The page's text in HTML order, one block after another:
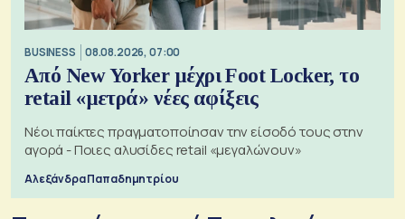
BUSINESS 08.08.2026, 07:00
Από New Yorker μέχρι Foot Locker, το
retail «μετρά» νέες αφίξεις
Νέοι παίκτες πραγματοποίησαν την είσοδό τους στην
αγορά - Ποιες αλυσίδες retail «μεγαλώνουν»
Αλεξάνδρα Παπαδημητρίου